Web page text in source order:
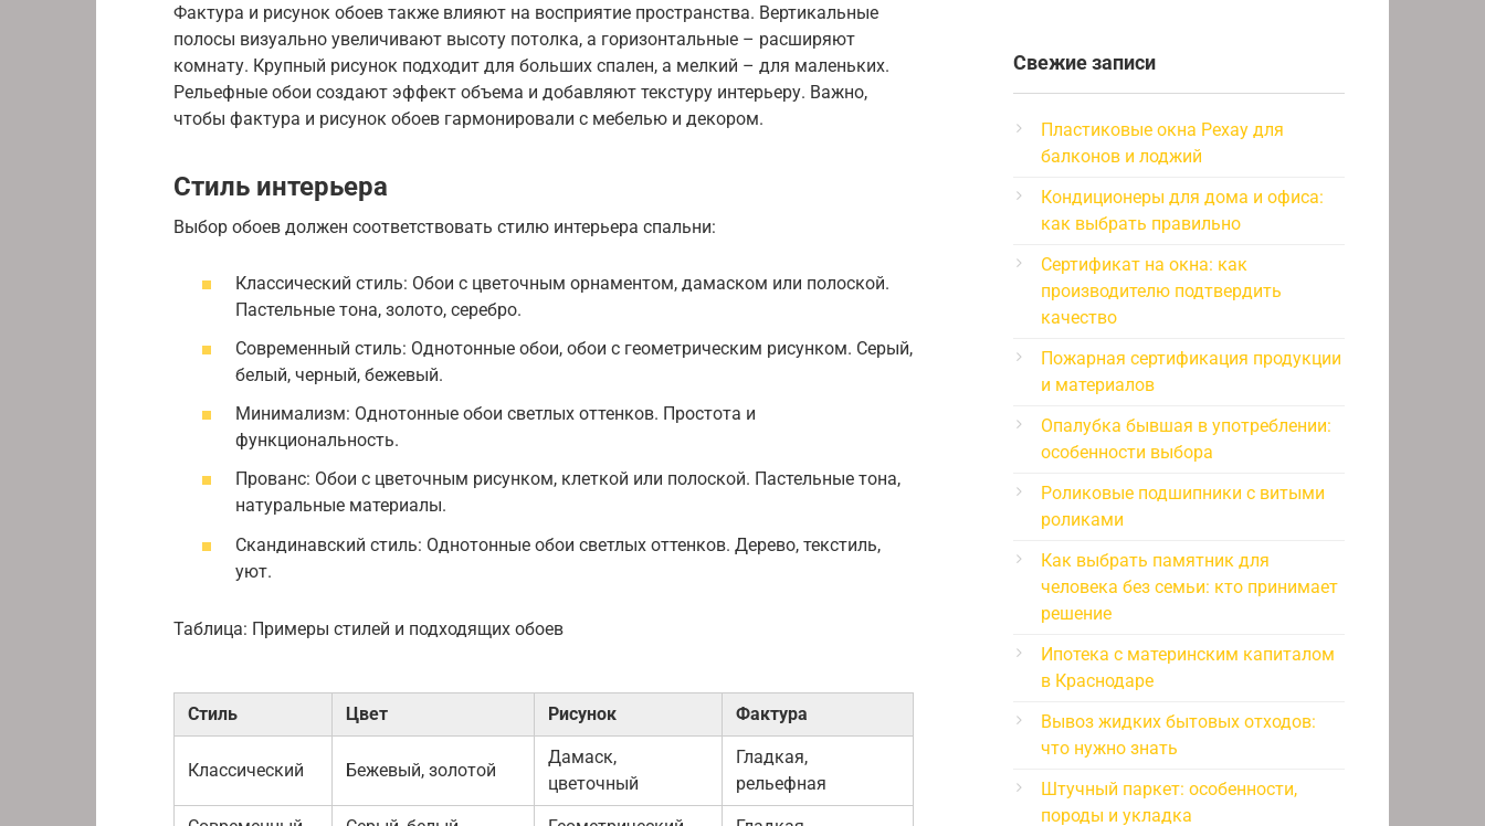
Фактура и рисунок обоев также влияют на восприятие пространства. Вертикальные
полосы визуально увеличивают высоту потолка, а горизонтальные – расширяют
комнату. Крупный рисунок подходит для больших спален, а мелкий – для маленьких.
Рельефные обои создают эффект объема и добавляют текстуру интерьеру. Важно,
чтобы фактура и рисунок обоев гармонировали с мебелью и декором.
Стиль интерьера
Выбор обоев должен соответствовать стилю интерьера спальни:
Классический стиль: Обои с цветочным орнаментом, дамаском или полоской.
Пастельные тона, золото, серебро.
Современный стиль: Однотонные обои, обои с геометрическим рисунком. Серый,
белый, черный, бежевый.
Минимализм: Однотонные обои светлых оттенков. Простота и
функциональность.
Прованс: Обои с цветочным рисунком, клеткой или полоской. Пастельные тона,
натуральные материалы.
Скандинавский стиль: Однотонные обои светлых оттенков. Дерево, текстиль,
уют.
Таблица: Примеры стилей и подходящих обоев
Стиль Цвет Рисунок Фактура
Классический Бежевый, золотой
Дамаск,
цветочный
Гладкая,
рельефная
Свежие записи
Пластиковые окна Рехау для
балконов и лоджий
Кондиционеры для дома и офиса:
как выбрать правильно
Сертификат на окна: как
производителю подтвердить
качество
Пожарная сертификация продукции
и материалов
Опалубка бывшая в употреблении:
особенности выбора
Роликовые подшипники с витыми
роликами
Как выбрать памятник для
человека без семьи: кто принимает
решение
Ипотека с материнским капиталом
в Краснодаре
Вывоз жидких бытовых отходов:
что нужно знать
Штучный паркет: особенности,
породы и укладка